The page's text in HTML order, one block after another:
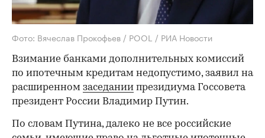
Фото: Вячеслав Прокофьев / POOL / РИА Новости
Взимание банками дополнительных комиссий
по ипотечным кредитам недопустимо, заявил на
расширенном заседании президиума Госсовета
президент России Владимир Путин.
По словам Путина, далеко не все российские